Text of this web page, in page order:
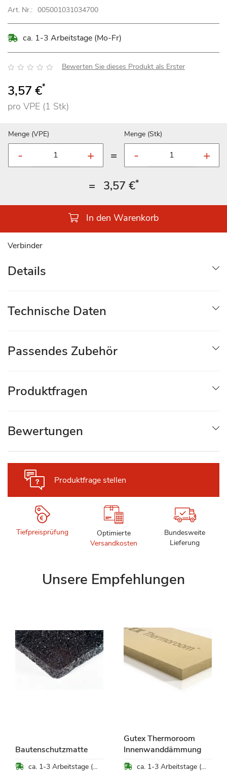
springen
Art. Nr.: 005001031034700
ca. 1-3 Arbeitstage (Mo-Fr)
Bewertung: Bewerten Sie dieses Produkt als Erster
3,57 €*
pro VPE (1 Stk)
Menge (VPE)
=
Menge (Stk)
= 3,57 €*
In den Warenkorb
Verbinder
Produktfrage stellen
Tiefpreisprüfung
Optimierte
Versandkosten
Bundesweite
Lieferung
Details
Technische Daten
Passendes Zubehör
Produktfragen
Bewertungen
Unsere Empfehlungen
Bautenschutzmatte
ca. 1-3 Arbeitstage (Mo-Fr)
Gutex Thermoroom
Innenwanddämmung
ca. 1-3 Arbeitstage (Mo-Fr)